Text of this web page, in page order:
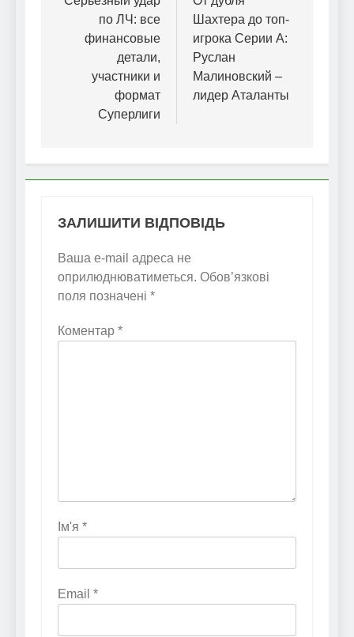
по ЛЧ: все
финансовые
детали,
участники и
формат
Суперлиги
Шахтера до топ-
игрока Серии А:
Руслан
Малиновский –
лидер Аталанты
ЗАЛИШИТИ ВІДПОВІДЬ
Ваша e-mail адреса не
оприлюднюватиметься. Обов’язкові
поля позначені *
Коментар *
Ім'я *
Email *